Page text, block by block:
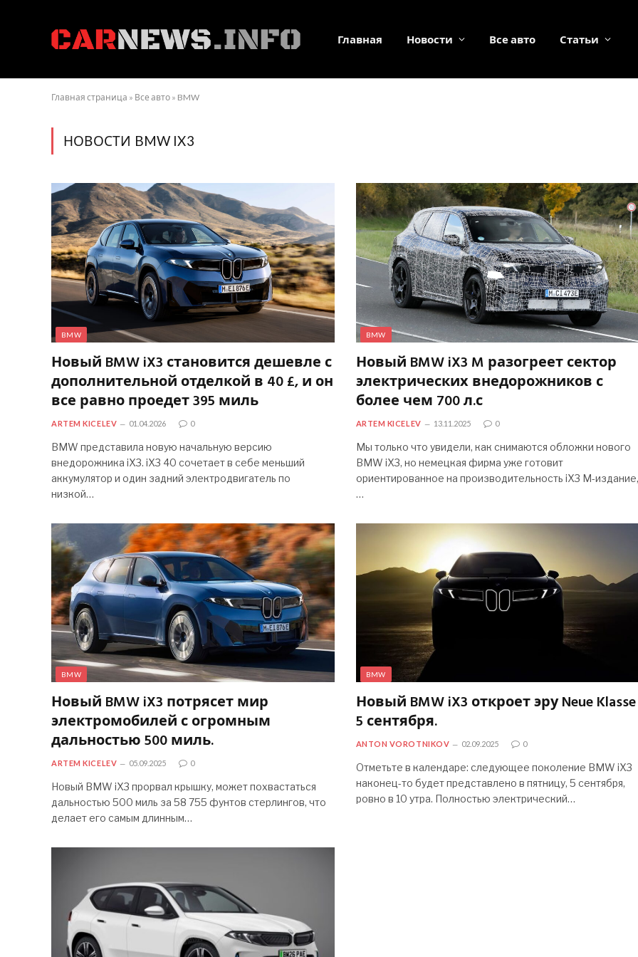
Главная Новости Все авто Статьи
Главная страница » Все авто » BMW
НОВОСТИ BMW IX3
BMW
Новый BMW iX3 становится дешевле с
дополнительной отделкой в 40 £, и он
все равно проедет 395 миль
ARTEM KICELEV 01.04.2026 0
BMW представила новую начальную версию
внедорожника iX3. iX3 40 сочетает в себе меньший
аккумулятор и один задний электродвигатель по
низкой…
BMW
Новый BMW iX3 M разогреет сектор
электрических внедорожников с
более чем 700 л.с
ARTEM KICELEV 13.11.2025 0
Мы только что увидели, как снимаются обложки нового
BMW iX3, но немецкая фирма уже готовит
ориентированное на производительность iX3 M-издание,
…
BMW
Новый BMW iX3 потрясет мир
электромобилей с огромным
дальностью 500 миль.
ARTEM KICELEV 05.09.2025 0
Новый BMW iX3 прорвал крышку, может похвастаться
дальностью 500 миль за 58 755 фунтов стерлингов, что
делает его самым длинным…
BMW
Новый BMW iX3 откроет эру Neue Klasse
5 сентября.
ANTON VOROTNIKOV 02.09.2025 0
Отметьте в календаре: следующее поколение BMW iX3
наконец-то будет представлено в пятницу, 5 сентября,
ровно в 10 утра. Полностью электрический…